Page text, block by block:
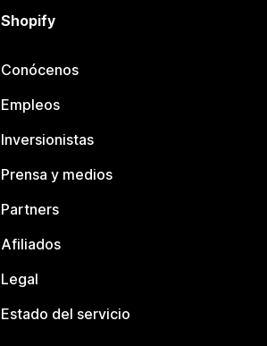
Shopify
Conócenos
Empleos
Inversionistas
Prensa y medios
Partners
Afiliados
Legal
Estado del servicio